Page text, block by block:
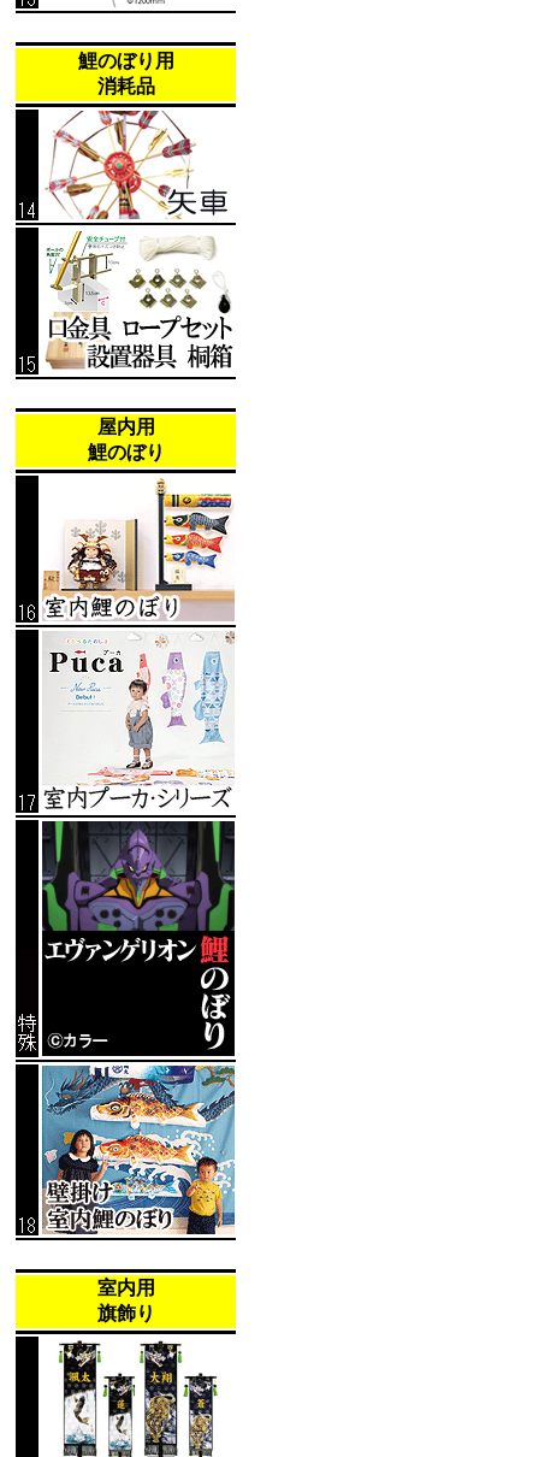
鯉のぼり用
消耗品
屋内用
鯉のぼり
室内用
旗飾り